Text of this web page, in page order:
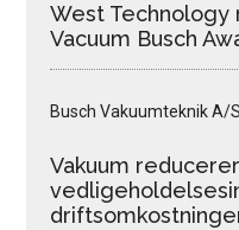
West Technology
Vacuum Busch
Busch Vakuumteknik A/S
Vakuum reducerer